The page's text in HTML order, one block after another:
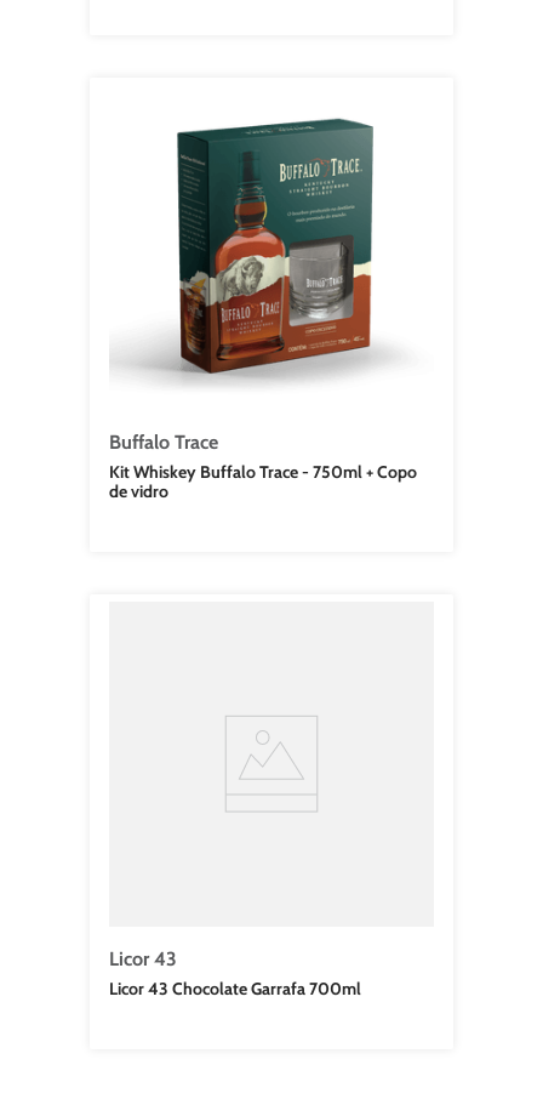
Buffalo Trace
Kit Whiskey Buffalo Trace - 750ml + Copo
de vidro
Licor 43
Licor 43 Chocolate Garrafa 700ml